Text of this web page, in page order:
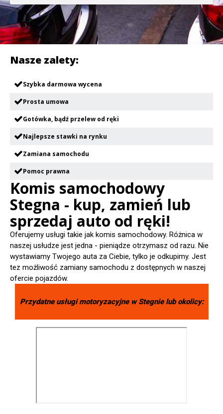
Nasze zalety:
Szybka darmowa wycena
Prosta umowa
Gotówka, bądź przelew od ręki
Najlepsze stawki na rynku
Zamiana samochodu
Pomoc prawna
Komis samochodowy
Stegna - kup, zamień lub
sprzedaj auto od ręki!
Oferujemy usługi takie jak komis samochodowy. Różnica w
naszej usłudze jest jedna - pieniądze otrzymasz od razu. Nie
wystawiamy Twojego auta za Ciebie, tylko je odkupimy. Jest
tez możliwość zamiany samochodu z dostępnych w naszej
ofercie pojazdów.
Przydatne usługi motoryzacyjne wStegnielub okolicy: